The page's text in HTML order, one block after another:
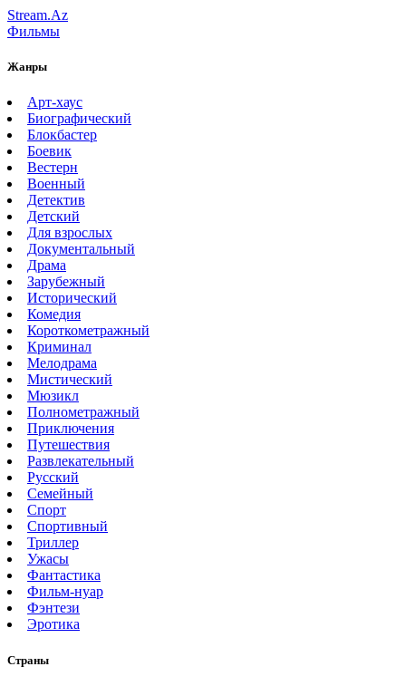
Stream.Az
Фильмы
Жанры
Арт-хаус
Биографический
Блокбастер
Боевик
Вестерн
Военный
Детектив
Детский
Для взрослых
Документальный
Драма
Зарубежный
Исторический
Комедия
Короткометражный
Криминал
Мелодрама
Мистический
Мюзикл
Полнометражный
Приключения
Путешествия
Развлекательный
Русский
Семейный
Спорт
Спортивный
Триллер
Ужасы
Фантастика
Фильм-нуар
Фэнтези
Эротика
Страны